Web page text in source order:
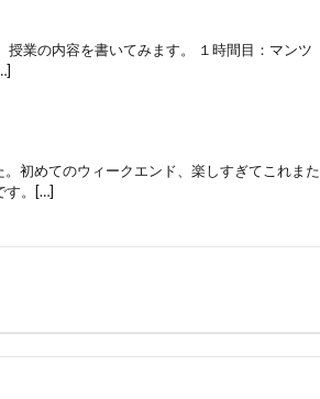
業の内容を書いてみます。 １時間目：マンツ
初めてのウィークエンド、楽しすぎてこれまた
す。[…]